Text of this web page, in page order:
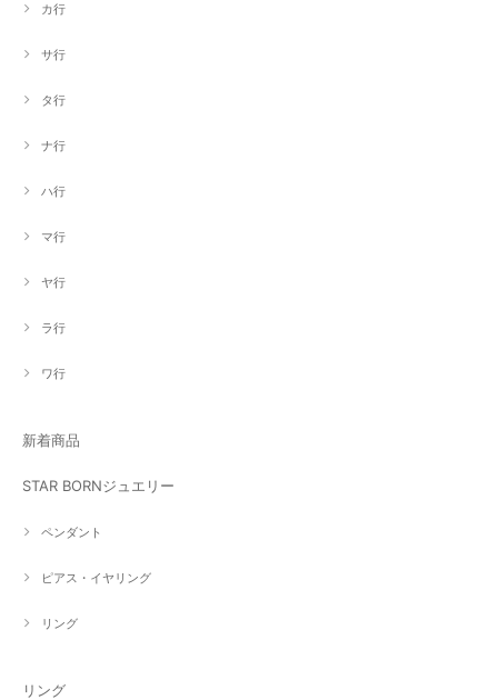
カ行
サ行
タ行
ナ行
ハ行
マ行
ヤ行
ラ行
ワ行
新着商品
STAR BORNジュエリー
ペンダント
ピアス・イヤリング
リング
リング